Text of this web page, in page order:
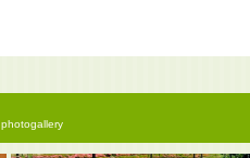
photogallery